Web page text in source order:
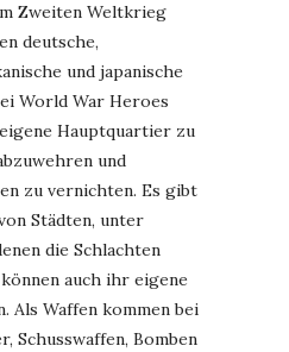
Zweiten Weltkrieg
deutsche,
und japanische
World War Heroes
Hauptquartier zu
und
zu vernichten. Es gibt
Städten, unter
die Schlachten
auch ihr eigene
Als Waffen kommen bei
Schusswaffen, Bomben